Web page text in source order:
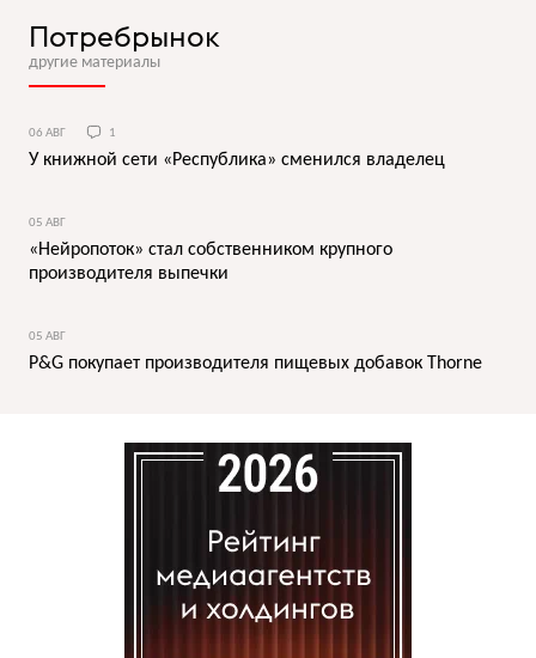
Потребрынок
другие материалы
06 АВГ 1
У книжной сети «Республика» сменился владелец
05 АВГ
«Нейропоток» стал собственником крупного
производителя выпечки
05 АВГ
P&G покупает производителя пищевых добавок Thorne